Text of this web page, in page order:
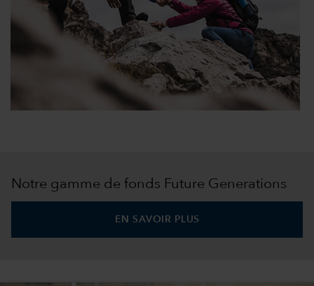
Notre gamme de fonds Future Generations
EN SAVOIR PLUS